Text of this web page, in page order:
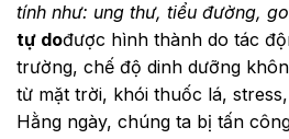
tính như: ung thư, tiểu đường,
tự dođược hình thành do tác
trường, chế độ dinh dưỡng
từ mặt trời, khói thuốc lá,
Hằng ngày, chúng ta bị tấn